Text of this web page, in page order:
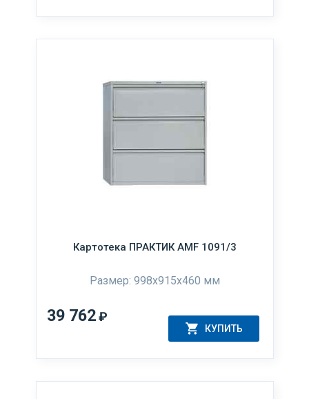
Картотека ПРАКТИК AMF 1091/3
Размер: 998x915x460 мм
39 762₽
КУПИТЬ